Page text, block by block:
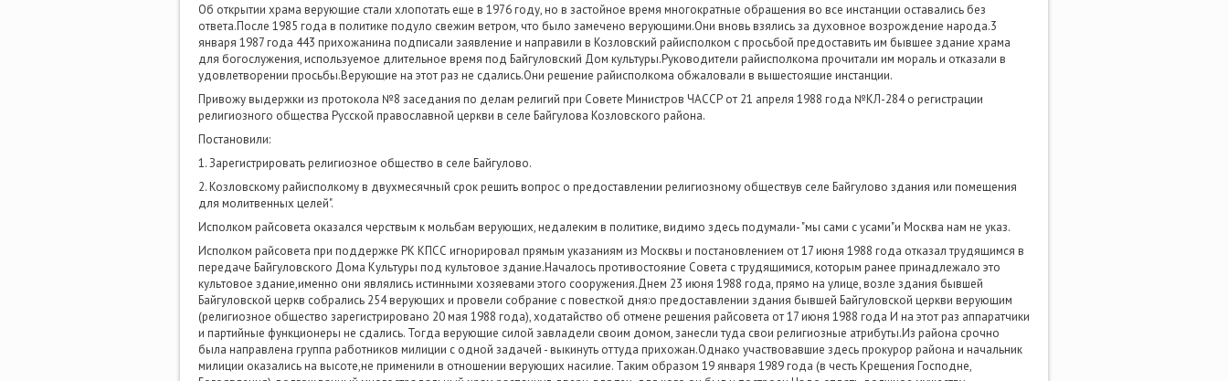
Об открытии храма верующие стали хлопотать еще в 1976 году, но в застойное время многократные обращения во все инстанции оставались без
ответа.После 1985 года в политике подуло свежим ветром, что было замечено верующими.Они вновь взялись за духовное возрождение народа.3
января 1987 года 443 прихожанина подписали заявление и направили в Козловский райисполком с просьбой предоставить им бывшее здание храма
для богослужения, используемое длительное время под Байгуловский Дом культуры.Руководители райисполкома прочитали им мораль и отказали в
удовлетворении просьбы.Верующие на этот раз не сдались.Они решение райисполкома обжаловали в вышестоящие инстанции.
Привожу выдержки из протокола №8 заседания по делам религий при Совете Министров ЧАССР от 21 апреля 1988 года №КЛ-284 о регистрации
религиозного общества Русской православной церкви в селе Байгулова Козловского района.
Постановили:
1. Зарегистрировать религиозное общество в селе Байгулово.
2. Козловскому райисполкому в двухмесячный срок решить вопрос о предоставлении религиозному обществув селе Байгулово здания или помещения
для молитвенных целей".
Исполком райсовета оказался черствым к мольбам верующих, недалеким в политике, видимо здесь подумали- "мы сами с усами"и Москва нам не указ.
Исполком райсовета при поддержке РК КПСС игнорировал прямым указаниям из Москвы и постановлением от 17 июня 1988 года отказал трудящимся в
передаче Байгуловского Дома Культуры под культовое здание.Началось противостояние Совета с трудящимися, которым ранее принадлежало это
культовое здание,именно они являлись истинными хозяевами этого сооружения.Днем 23 июня 1988 года, прямо на улице, возле здания бывшей
Байгуловской церкв собрались 254 верующих и провели собрание с повесткой дня:о предоставлении здания бывшей Байгуловской церкви верующим
(религиозное общество зарегистрировано 20 мая 1988 года), ходатайство об отмене решения райсовета от 17 июня 1988 года И на этот раз аппаратчики
и партийные функционеры не сдались. Тогда верующие силой завладели своим домом, занесли туда свои религиозные атрибуты.Из района срочно
была направлена группа работников милиции с одной задачей - выкинуть оттуда прихожан.Однако участвовавшие здесь прокурор района и начальник
милиции оказались на высоте,не применили в отношении верующих насилие. Таким образом 19 января 1989 года (в честь Крещения Господне,